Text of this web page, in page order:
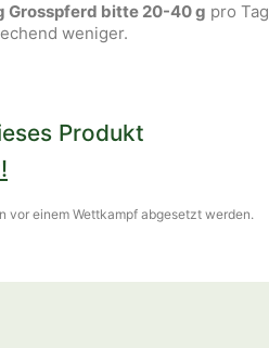
Grosspferd bitte 20-40 g pro Tag
weniger.
Produkt
vor einem Wettkampf abgesetzt werden.